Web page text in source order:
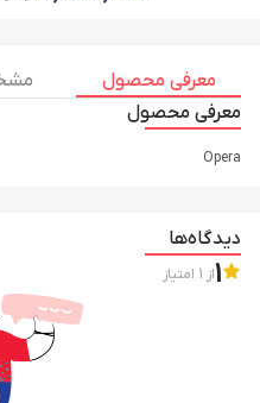
معرفی محصول
معرفی محصول
Opera
دیدگاه‌ها
1از 1 امتیاز